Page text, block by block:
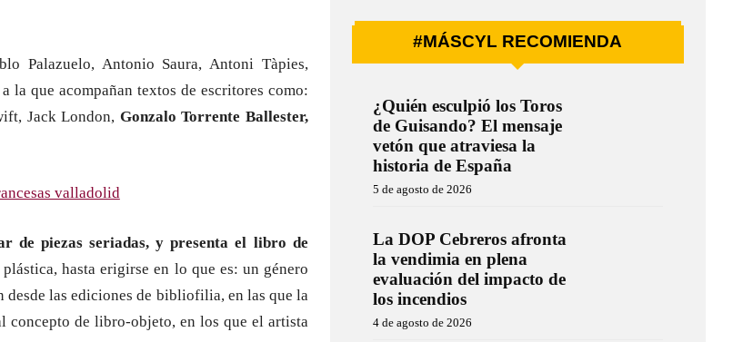
Palazuelo, Antonio Saura, Antoni Tàpies,
la que acompañan textos de escritores como:
Jack London, Gonzalo Torrente Ballester,
de piezas seriadas, y presenta el libro de
hasta erigirse en lo que es: un género
desde las ediciones de bibliofilia, en las que la
concepto de libro-objeto, en los que el artista
#MÁSCYL RECOMIENDA
¿Quién esculpió los Toros
de Guisando? El mensaje
vetón que atraviesa la
historia de España
5 de agosto de 2026
La DOP Cebreros afronta
la vendimia en plena
evaluación del impacto de
los incendios
4 de agosto de 2026